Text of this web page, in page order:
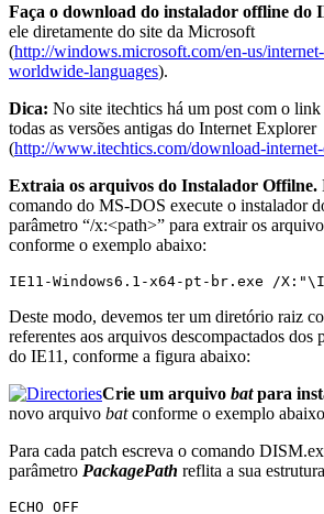
Faça o download do instalador offline do
ele diretamente do site da Microsoft
(http://windows.microsoft.com/en-us/
worldwide-languages).
Dica: No site itechtics há um post com o
todas as versões antigas do Internet Explorer
(http://www.itechtics.com/download-
Extraia os arquivos do Instalador Offilne.
comando do MS-DOS execute o instalador
parâmetro “/x:<path>” para extrair os
conforme o exemplo abaixo:
IE11-Windows6.1-x64-pt-br.exe /
Deste modo, devemos ter um diretório raiz
referentes aos arquivos descompactados dos
do IE11, conforme a figura abaixo:
Crie um arquivo batpara
novo arquivo batconforme o exemplo
Para cada patch escreva o comando
parâmetro PackagePath reflita a sua
ECHO OFF